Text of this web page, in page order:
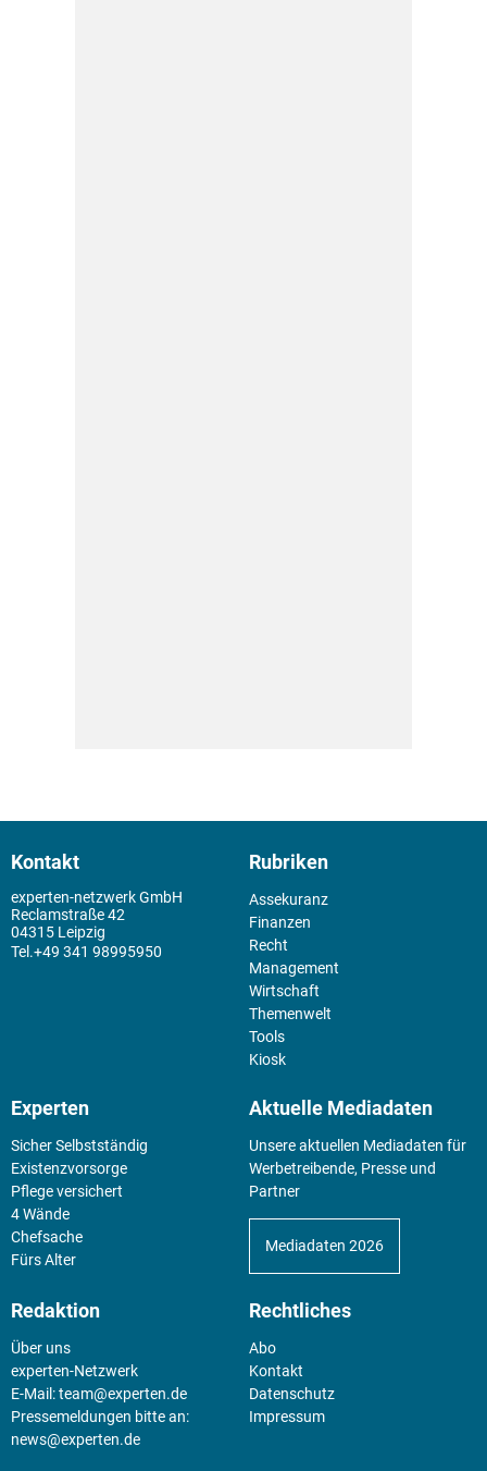
Kontakt
experten-netzwerk GmbH
Reclamstraße 42
04315 Leipzig
+49 341 98995950
Rubriken
Assekuranz
Finanzen
Recht
Management
Wirtschaft
Themenwelt
Tools
Kiosk
Experten
Sicher Selbstständig
Existenz­vorsorge
Pflege versichert
4 Wände
Chefsache
Fürs Alter
Aktuelle Mediadaten
Unsere aktuellen Mediadaten für
Werbetreibende, Presse und
Partner
Mediadaten 2026
Redaktion
Über uns
experten-Netzwerk
E-Mail:team@experten.de
Pressemeldungen bitte an:
news@experten.de
Rechtliches
Abo
Kontakt
Datenschutz
Impressum